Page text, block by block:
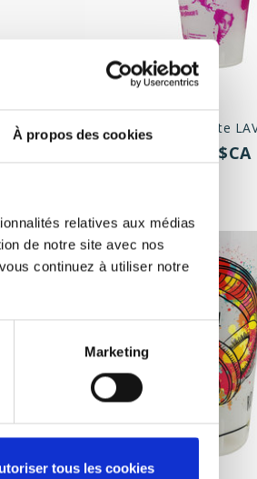
À propos des cookies
relatives aux médias
de notre site avec nos
continuez à utiliser notre
Marketing
tous les cookies
Eco12 (4oz) 300/boite
90,00$CA